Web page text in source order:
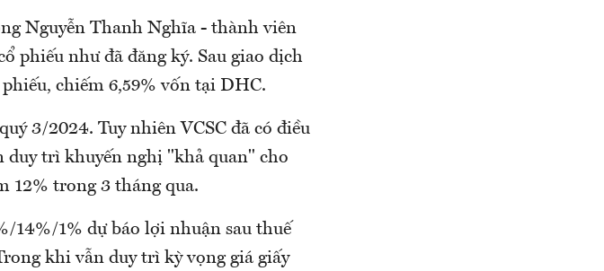
Nguyễn Thanh Nghĩa - thành viên
phiếu như đã đăng ký. Sau giao dịch
chiếm 6,59% vốn tại DHC.
3/2024. Tuy nhiên VCSC đã có điều
duy trì khuyến nghị "khả quan" cho
12% trong 3 tháng qua.
14%/1% dự báo lợi nhuận sau thuế
khi vẫn duy trì kỳ vọng giá giấy